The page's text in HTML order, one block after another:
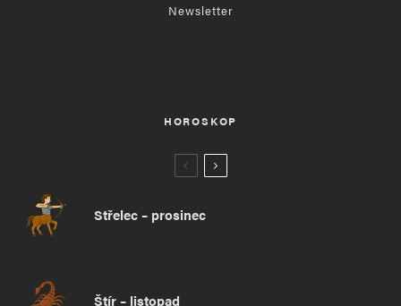
Newsletter
HOROSKOP
Střelec – prosinec
Štír – listopad